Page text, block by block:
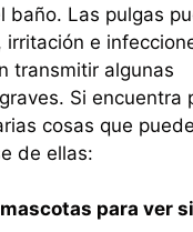
baño. Las pulgas
irritación e
transmitir algunas
Si encuentra
cosas que
de ellas:
mascotas para ver